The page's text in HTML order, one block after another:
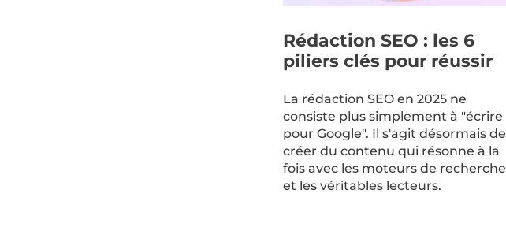
Rédaction SEO : les 6
piliers clés pour réussir
La rédaction SEO en 2025 ne
consiste plus simplement à "écrire
pour Google". Il s'agit désormais de
créer du contenu qui résonne à la
fois avec les moteurs de recherche
et les véritables lecteurs.